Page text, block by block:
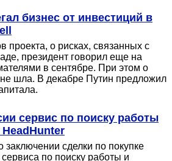
бизнес от инвестиций в
проекта, о рисках, связанных с
президент говорил еще на
в сентябре. При этом о
шла. В декабре Путин предложил
сервис по поиску работы
заключении сделки по покупке
по поиску работы и